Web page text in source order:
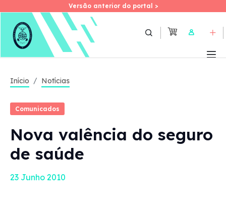
Skip
Versão anterior do portal >
Versão anterior do portal >
User
Início Notícias
Comunicados
Nova valência do seguro
de saúde
23 Junho 2010